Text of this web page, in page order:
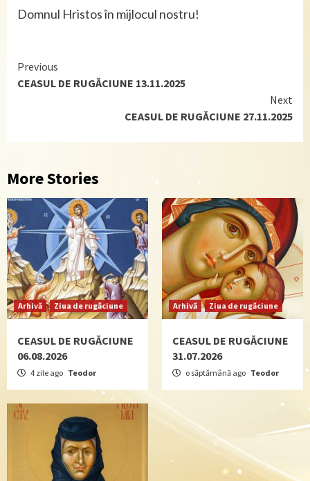
Domnul Hristos în mijlocul nostru!
Continue
Reading
Previous
CEASUL DE RUGĂCIUNE 13.11.2025
Next
CEASUL DE RUGĂCIUNE 27.11.2025
More Stories
Arhivă Ziua de rugăciune
CEASUL DE RUGĂCIUNE
06.08.2026
4 zile ago Teodor
Arhivă Ziua de rugăciune
CEASUL DE RUGĂCIUNE
31.07.2026
o săptămână ago Teodor